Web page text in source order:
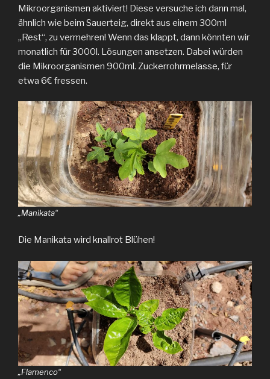
Mikroorganismen aktiviert! Diese versuche ich dann mal,
ähnlich wie beim Sauerteig, direkt aus einem 300ml
„Rest“, zu vermehren! Wenn das klappt, dann könnten wir
monatlich für 3000l. Lösungen ansetzen. Dabei würden
die Mikroorganismen 900ml. Zuckerrohrmelasse, für
etwa 6€ fressen.
„Manikata“
Die Manikata wird knallrot Blühen!
„Flamenco“